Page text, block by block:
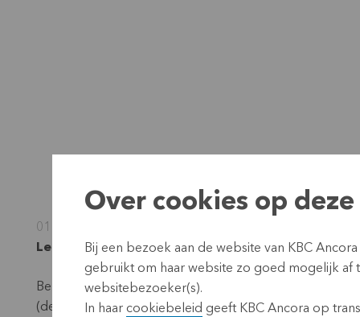
01 december 2022
Leuven, 1 december 2022 (17.40 CET)
Bekendmaking overeenkomstig de vereisten van de
(de ‘noemer’) – situatie 30 november 2022.
Over cookies op
Bij een bezoek aan de website van KBC
gebruikt om haar website zo goed mogelijk
websitebezoeker(s).
In haar cookiebeleid geeft KBC Ancora op